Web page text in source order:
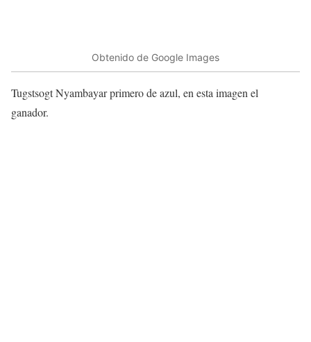
Obtenido de Google Images
Tugstsogt Nyambayar primero de azul, en esta imagen el
ganador.